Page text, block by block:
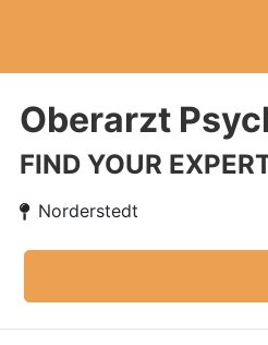
Oberarzt
FIND YOUR
Norderstedt